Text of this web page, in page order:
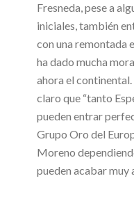
Fresneda, pese a
iniciales, también
con una remontada
ha dado mucha
ahora el
claro que “tanto
pueden entrar
Grupo Oro del
Moreno
pueden acabar muy